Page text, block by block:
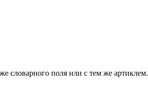
словарного поля или с тем же артиклем.